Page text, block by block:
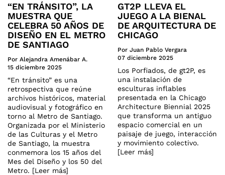
“EN TRÁNSITO”, LA
MUESTRA QUE
CELEBRA 50 AÑOS DE
DISEÑO EN EL METRO
DE SANTIAGO
Por Alejandra Amenábar A.
15 diciembre 2025
“En tránsito” es una
retrospectiva que reúne
archivos históricos, material
audiovisual y fotográfico en
torno al Metro de Santiago.
Organizada por el Ministerio
de las Culturas y el Metro
de Santiago, la muestra
conmemora los 15 años del
Mes del Diseño y los 50 del
Metro. [Leer más]
GT2P LLEVA EL
JUEGO A LA BIENAL
DE ARQUITECTURA DE
CHICAGO
Por Juan Pablo Vergara
07 diciembre 2025
Los Porfiados, de gt2P, es
una instalación de
esculturas inflables
presentada en la Chicago
Architecture Biennial 2025
que transforma un antiguo
espacio comercial en un
paisaje de juego, interacción
y movimiento colectivo.
[Leer más]